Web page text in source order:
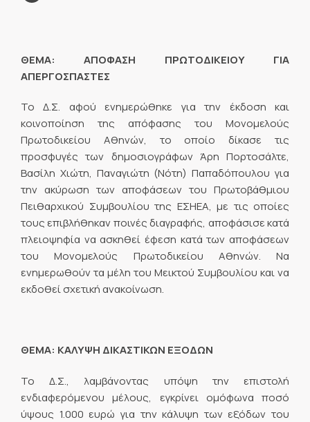
ΘΕΜΑ: ΑΠΟΦΑΣΗ ΠΡΩΤΟΔΙΚΕΙΟΥ ΓΙΑ
ΑΠΕΡΓΟΣΠΑΣΤΕΣ
Το Δ.Σ. αφού ενημερώθηκε για την έκδοση και
κοινοποίηση της απόφασης του Μονομελούς
Πρωτοδικείου Αθηνών, το οποίο δίκασε τις
προσφυγές των δημοσιογράφων Άρη Πορτοσάλτε,
Βασίλη Χιώτη, Παναγιώτη (Νότη) Παπαδόπουλου για
την ακύρωση των αποφάσεων του Πρωτοβάθμιου
Πειθαρχικού Συμβουλίου της ΕΣΗΕΑ, με τις οποίες
τους επιβλήθηκαν ποινές διαγραφής, αποφάσισε κατά
πλειοψηφία να ασκηθεί έφεση κατά των αποφάσεων
του Μονομελούς Πρωτοδικείου Αθηνών. Να
ενημερωθούν τα μέλη του Μεικτού Συμβουλίου και να
εκδοθεί σχετική ανακοίνωση.
ΘΕΜΑ: ΚΑΛΥΨΗ ΔΙΚΑΣΤΙΚΩΝ ΕΞΟΔΩΝ
Το Δ.Σ., λαμβάνοντας υπόψη την επιστολή
ενδιαφερόμενου μέλους, εγκρίνει ομόφωνα ποσό
ύψους 1.000 ευρώ για την κάλυψη των εξόδων του